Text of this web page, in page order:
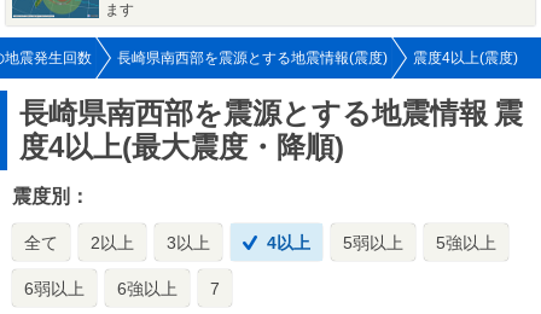
ます
地震発生回数 長崎県南西部を震源とする地震情報(震度) 震度4以上(震度)
長崎県南西部を震源とする地震情報 震
度4以上(最大震度・降順)
震度別：
全て 2以上 3以上 4以上 5弱以上 5強以上
6弱以上 6強以上 7